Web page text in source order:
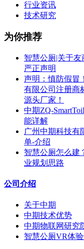
行业资讯
技术研究
为你推荐
智慧公厕|关于
严正声明
声明：慎防假冒
有限公司注册商
源头厂家！
中期ZQ-
能详解
广州中期科技有
单-介绍
智慧公厕怎么建
业规划思路
公司介绍
关于中期
中期技术优势
中期物联网研究
智慧公厕VR体